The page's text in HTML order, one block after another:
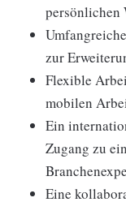
persönlichen
zur
Flexible
mobilen
Ein
Zugang zu
Eine